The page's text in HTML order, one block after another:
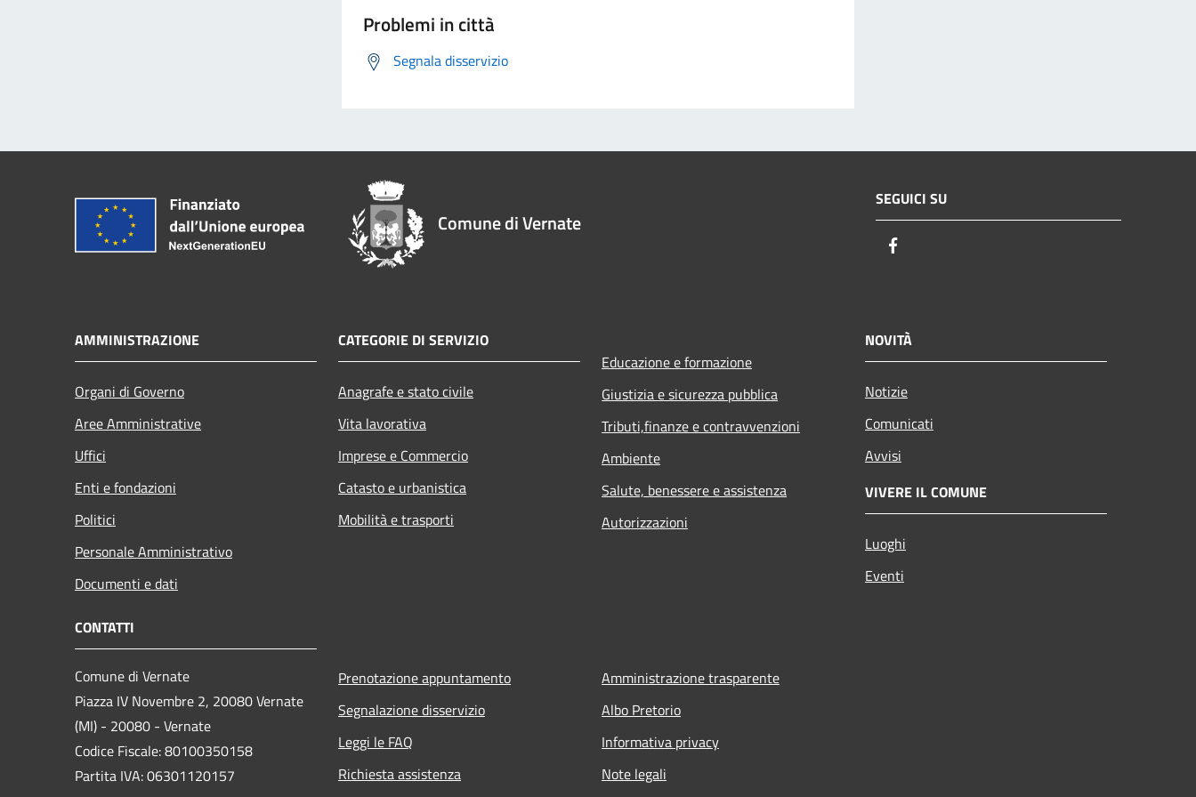
Problemi in città
Segnala disservizio
Comune di Vernate
SEGUICI SU
AMMINISTRAZIONE
Organi di Governo
Aree Amministrative
Uffici
Enti e fondazioni
Politici
Personale Amministrativo
Documenti e dati
CATEGORIE DI SERVIZIO
Anagrafe e stato civile
Vita lavorativa
Imprese e Commercio
Catasto e urbanistica
Mobilità e trasporti
Educazione e formazione
Giustizia e sicurezza pubblica
Tributi,finanze e contravvenzioni
Ambiente
Salute, benessere e assistenza
Autorizzazioni
NOVITÀ
Notizie
Comunicati
Avvisi
VIVERE IL COMUNE
Luoghi
Eventi
CONTATTI
Comune di Vernate
Piazza IV Novembre 2, 20080 Vernate
(MI) - 20080 - Vernate
Codice Fiscale: 80100350158
Partita IVA: 06301120157
Prenotazione appuntamento
Segnalazione disservizio
Leggi le FAQ
Richiesta assistenza
Amministrazione trasparente
Albo Pretorio
Informativa privacy
Note legali